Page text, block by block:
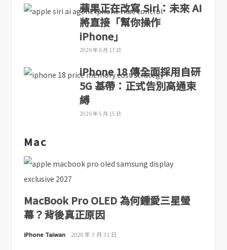
蘋果正在改寫 Siri：未來 AI
將直接「幫你操作
iPhone」
2026 年 6 月 17 日
iPhone 18 傳全面採用自研
5G 基帶：正式告別高通束
縛
2026 年 5 月 15 日
Mac
MacBook Pro OLED 為何鍾愛三星螢
幕？背後真正原因
iPhone Taiwan 2026 年 7 月 31 日